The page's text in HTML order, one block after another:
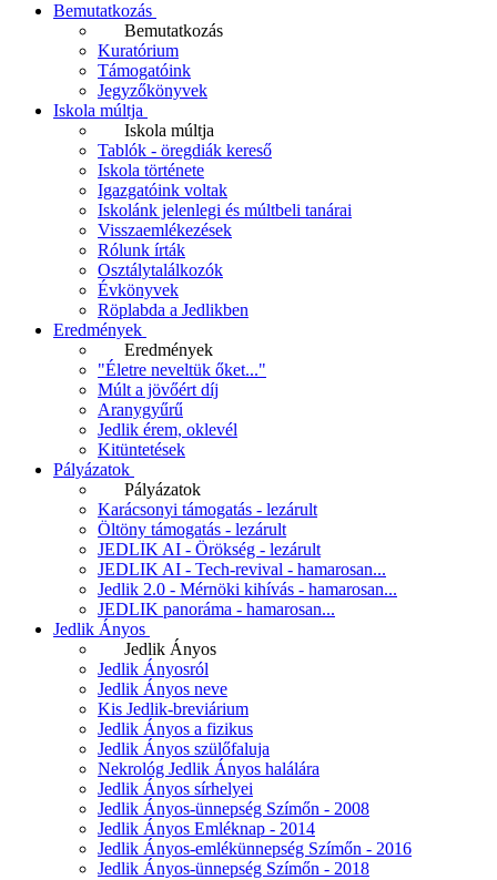
Bemutatkozás
Bemutatkozás
Kuratórium
Támogatóink
Jegyzőkönyvek
Iskola múltja
Iskola múltja
Tablók - öregdiák kereső
Iskola története
Igazgatóink voltak
Iskolánk jelenlegi és múltbeli tanárai
Visszaemlékezések
Rólunk írták
Osztálytalálkozók
Évkönyvek
Röplabda a Jedlikben
Eredmények
Eredmények
"Életre neveltük őket..."
Múlt a jövőért díj
Aranygyűrű
Jedlik érem, oklevél
Kitüntetések
Pályázatok
Pályázatok
Karácsonyi támogatás - lezárult
Öltöny támogatás - lezárult
JEDLIK AI - Örökség - lezárult
JEDLIK AI - Tech-revival - hamarosan...
Jedlik 2.0 - Mérnöki kihívás - hamarosan...
JEDLIK panoráma - hamarosan...
Jedlik Ányos
Jedlik Ányos
Jedlik Ányosról
Jedlik Ányos neve
Kis Jedlik-breviárium
Jedlik Ányos a fizikus
Jedlik Ányos szülőfaluja
Nekrológ Jedlik Ányos halálára
Jedlik Ányos sírhelyei
Jedlik Ányos-ünnepség Szímőn - 2008
Jedlik Ányos Emléknap - 2014
Jedlik Ányos-emlékünnepség Szímőn - 2016
Jedlik Ányos-ünnepség Szímőn - 2018